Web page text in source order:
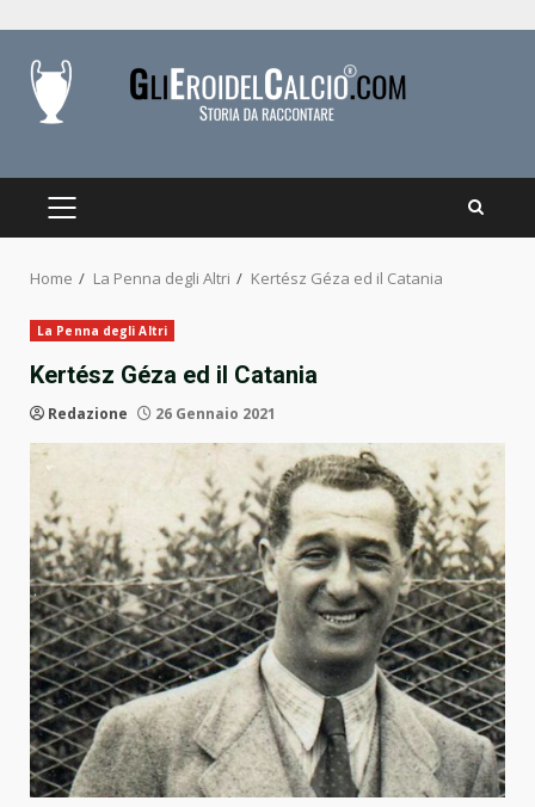
content
PRIMARY
Home La Penna degli Altri Kertész Géza ed il Catania
La Penna degli Altri
Kertész Géza ed il Catania
Redazione 26 Gennaio 2021